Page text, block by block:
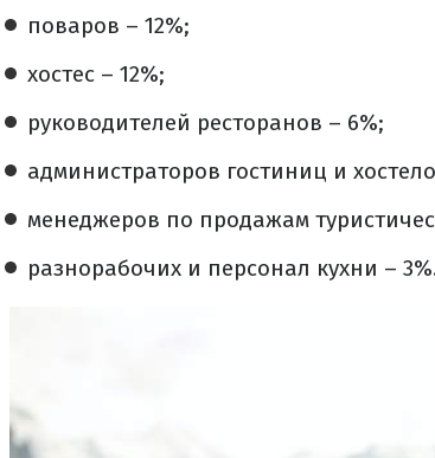
поваров – 12%;
хостес – 12%;
руководителей ресторанов – 6%;
администраторов гостиниц и
менеджеров по продажам
разнорабочих и персонал кухни –